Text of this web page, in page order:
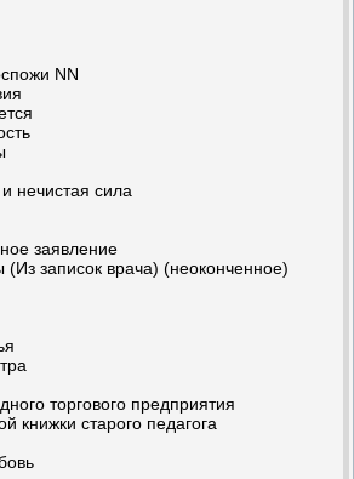
NN
нечистая сила
заявление
записок врача) (неоконченное)
торгового предприятия
книжки старого педагога